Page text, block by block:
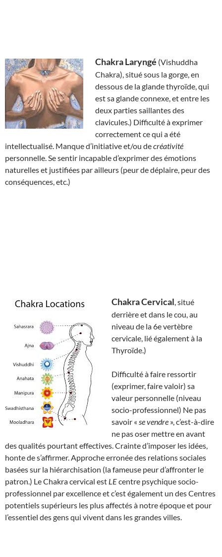
Chakra Laryngé (Vishuddha
Chakra), situé sous la gorge, en
dessous de la glande thyroïde, qui
est sa glande connexe, et entre les
deux parties saillantes des
clavicules.) Difficulté à exprimer
correctement ce qui a été
intellectualisé. Manque d’initiative et/ou decréativité
personnelle. Se sentir incapable d’exprimer des émotions
naturelles et justifiées par ailleurs (peur de déplaire, peur des
conséquences, etc.)
Chakra Cervical, situé
derrière et dans le cou, au
niveau de la 6e vertèbre
cervicale, lié également à la
Thyroïde.)
Difficulté à faire ressortir
(exprimer, faire valoir) sa
valeur personnelle (niveau
socio-professionnel) Ne pas
savoir « se vendre », c’est-à-dire
ne pas oser mettre en avant
des qualités pourtant effectives. Crainte d’imposer les idées,
honte de s’affirmer. Approche erronée des relations sociales
basées sur la hiérarchisation (la fameuse peur d’affronter le
patron.) Le Chakra cervical est LEcentre psychique socio-
professionnel par excellence et c’est également un des Centres
potentiels supérieurs les plus affectés à notre époque et pour
l’essentiel des gens qui vivent dans les grandes villes.